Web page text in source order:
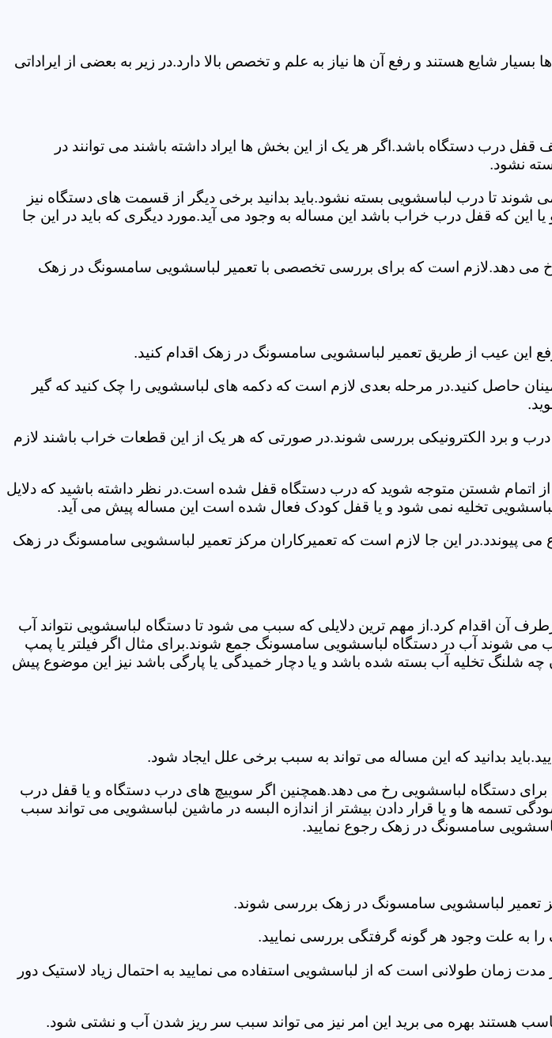
شایع هستند و رفع آن ها نیاز به علم و تخصص بالا دارد.در زیر به بعضی از ایراداتی
درب دستگاه باشد.اگر هر یک از این بخش ها ایراد داشته باشند می توانند در
نشود.
تا درب لباسشویی بسته نشود.باید بدانید برخی دیگر از قسمت های دستگاه نیز
این که قفل درب خراب باشد این مساله به وجود می آید.مورد دیگری که باید در این جا
می دهد.لازم است که برای بررسی تخصصی با تعمیر لباسشویی سامسونگ در زهک
این عیب از طریق تعمیر لباسشویی سامسونگ در زهک اقدام کنید.
حاصل کنید.در مرحله بعدی لازم است که دکمه های لباسشویی را چک کنید که گیر
و برد الکترونیکی بررسی شوند.در صورتی که هر یک از این قطعات خراب باشند لازم
اتمام شستن متوجه شوید که درب دستگاه قفل شده است.در نظر داشته باشید که دلایل
تخلیه نمی شود و یا قفل کودک فعال شده است این مساله پیش می آید.
پیوندد.در این جا لازم است که تعمیرکاران مرکز تعمیر لباسشویی سامسونگ در زهک
آن اقدام کرد.از مهم ترین دلایلی که سبب می شود تا دستگاه لباسشویی نتواند آب
می شوند آب در دستگاه لباسشویی سامسونگ جمع شوند.برای مثال اگر فیلتر یا پمپ
شلنگ تخلیه آب بسته شده باشد و یا دچار خمیدگی یا پارگی باشد نیز این موضوع پیش
بدانید که این مساله می تواند به سبب برخی علل ایجاد شود.
دستگاه لباسشویی رخ می دهد.همچنین اگر سوییچ های درب دستگاه و یا قفل درب
تسمه ها و یا قرار دادن بیشتر از اندازه البسه در ماشین لباسشویی می تواند سبب
سامسونگ در زهک رجوع نمایید.
تعمیر لباسشویی سامسونگ در زهک بررسی شوند.
به علت وجود هر گونه گرفتگی بررسی نمایید.
زمان طولانی است که از لباسشویی استفاده می نمایید به احتمال زیاد لاستیک دور
هستند بهره می برید این امر نیز می تواند سبب سر ریز شدن آب و نشتی شود.